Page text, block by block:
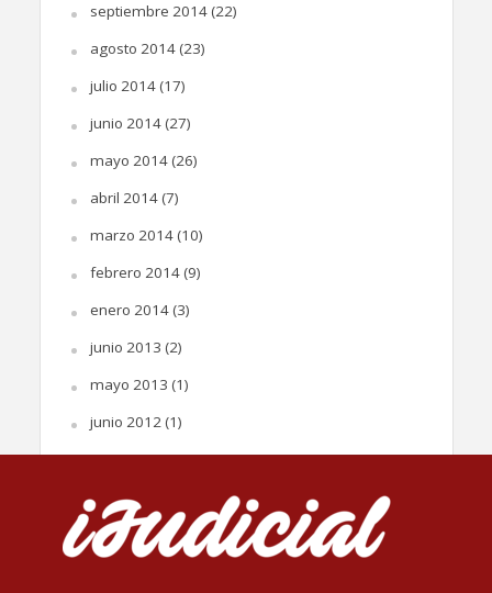
septiembre 2014(22)
agosto 2014(23)
julio 2014(17)
junio 2014(27)
mayo 2014(26)
abril 2014(7)
marzo 2014(10)
febrero 2014(9)
enero 2014(3)
junio 2013 (2)
mayo 2013 (1)
junio 2012(1)